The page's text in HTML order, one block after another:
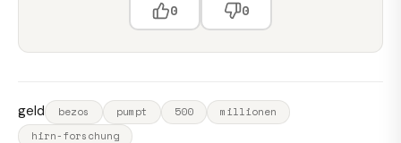
0 0
geld bezos pumpt 500
millionen
hirn-forschung